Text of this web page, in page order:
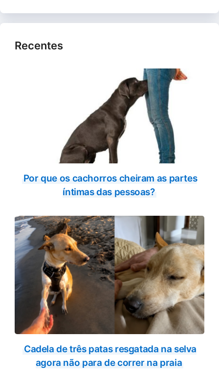
Recentes
Por que os cachorros cheiram as partes
íntimas das pessoas?
Cadela de três patas resgatada na selva
agora não para de correr na praia